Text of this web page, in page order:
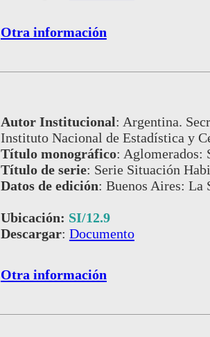
Otra información
Autor Institucional: Argentina.
Instituto Nacional de Estadística y
Título monográfico: Aglomerados:
Título de serie: Serie Situación
Datos de edición: Buenos Aires: La
Ubicación: SI/12.9
Descargar: Documento
Otra información